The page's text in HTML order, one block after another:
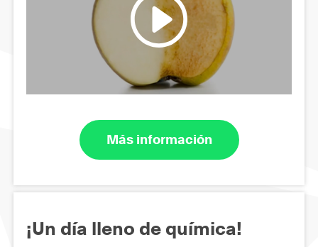
Más información
¡Un día lleno de química!